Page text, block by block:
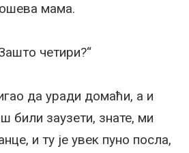
мама.
четири?“
да уради домаћи, а и
били заузети, знате, ми
и ту је увек пуно посла,